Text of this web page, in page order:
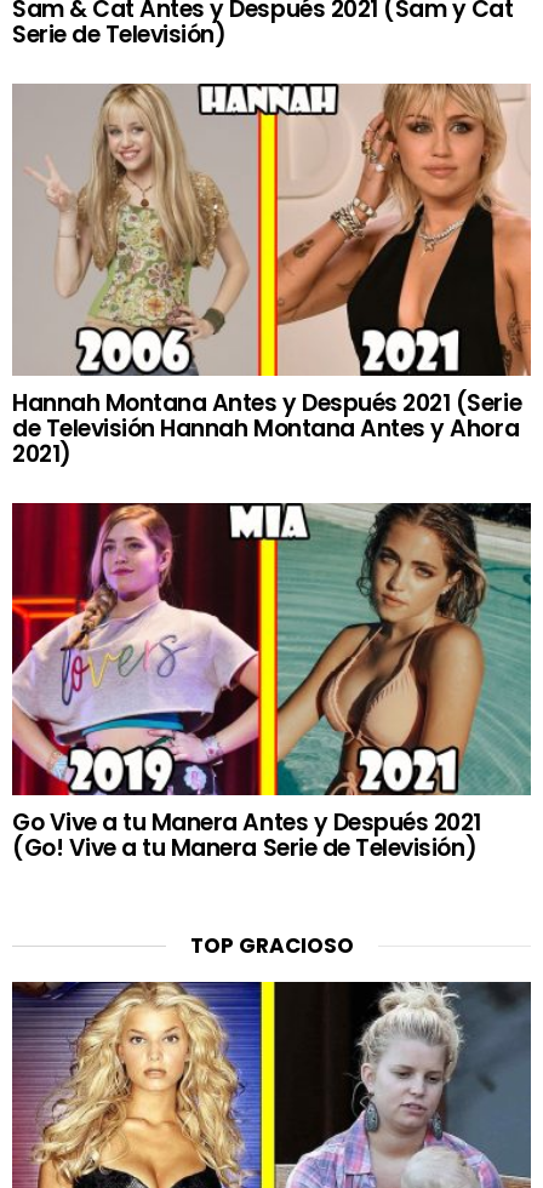
Sam & Cat Antes y Después 2021 (Sam y Cat
Serie de Televisión)
Hannah Montana Antes y Después 2021 (Serie
de Televisión Hannah Montana Antes y Ahora
2021)
Go Vive a tu Manera Antes y Después 2021
(Go! Vive a tu Manera Serie de Televisión)
TOP GRACIOSO